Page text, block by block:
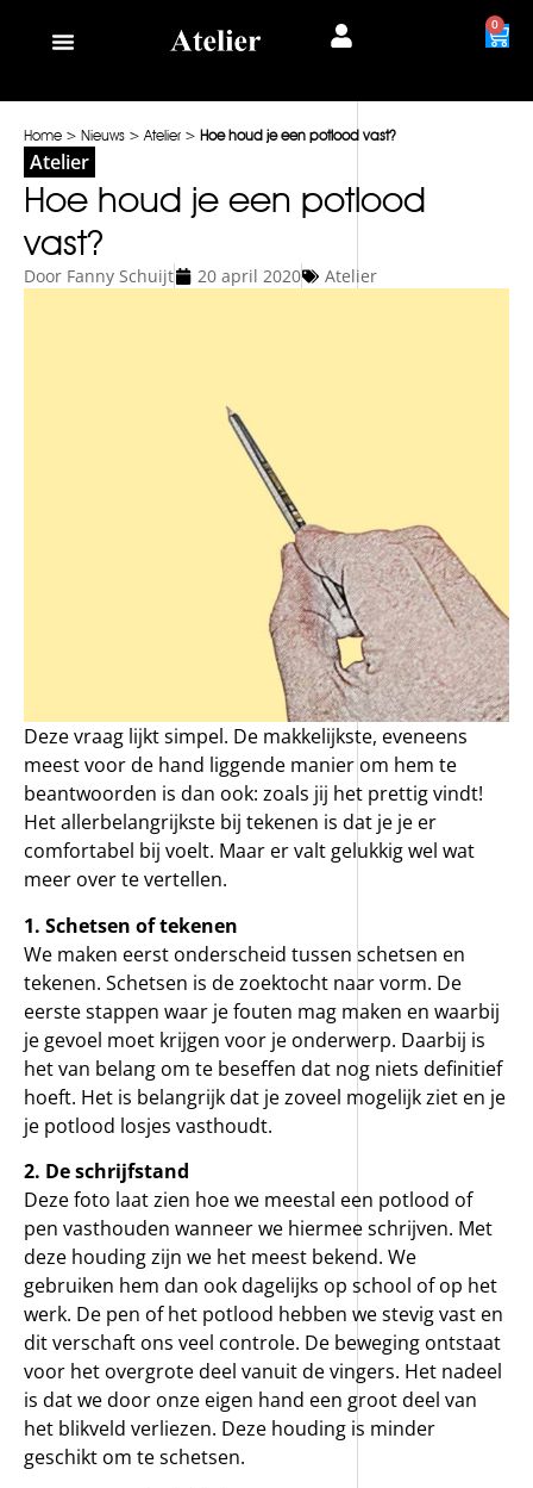
0
Home > Nieuws >Atelier > Hoe houd je een potlood vast?
Atelier
Hoe houd je een potlood
vast?
Door Fanny Schuijt 20 april 2020 Atelier
Deze vraag lijkt simpel. De makkelijkste, eveneens
meest voor de hand liggende manier om hem te
beantwoorden is dan ook: zoals jij het prettig vindt!
Het allerbelangrijkste bij tekenen is dat je je er
comfortabel bij voelt. Maar er valt gelukkig wel wat
meer over te vertellen.
1. Schetsen of tekenen
We maken eerst onderscheid tussen schetsen en
tekenen. Schetsen is de zoektocht naar vorm. De
eerste stappen waar je fouten mag maken en waarbij
je gevoel moet krijgen voor je onderwerp. Daarbij is
het van belang om te beseffen dat nog niets definitief
hoeft. Het is belangrijk dat je zoveel mogelijk ziet en je
je potlood losjes vasthoudt.
2. De schrijfstand
Deze foto laat zien hoe we meestal een potlood of
pen vasthouden wanneer we hiermee schrijven. Met
deze houding zijn we het meest bekend. We
gebruiken hem dan ook dagelijks op school of op het
werk. De pen of het potlood hebben we stevig vast en
dit verschaft ons veel controle. De beweging ontstaat
voor het overgrote deel vanuit de vingers. Het nadeel
is dat we door onze eigen hand een groot deel van
het blikveld verliezen. Deze houding is minder
geschikt om te schetsen.